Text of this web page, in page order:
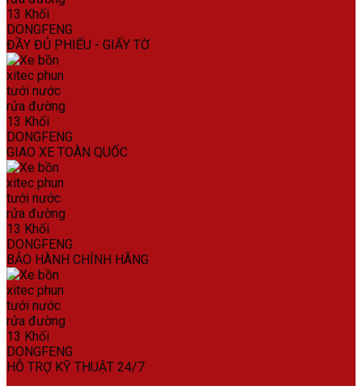
ĐẦY ĐỦ PHIẾU - GIẤY TỜ
GIAO XE TOÀN QUỐC
BẢO HÀNH CHÍNH HÃNG
HỖ TRỢ KỸ THUẬT 24/7